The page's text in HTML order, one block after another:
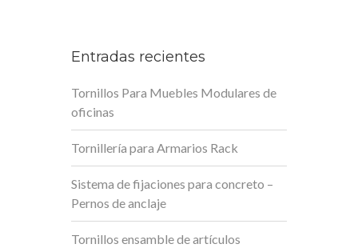
Entradas recientes
Tornillos Para Muebles Modulares de
oficinas
Tornillería para Armarios Rack
Sistema de fijaciones para concreto –
Pernos de anclaje
Tornillos ensamble de artículos